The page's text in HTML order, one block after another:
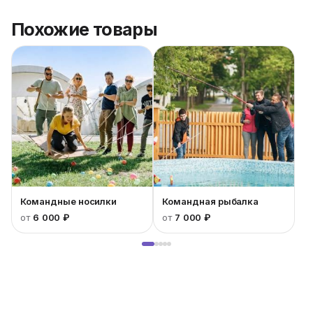
Похожие товары
Командные носилки
от 6 000 ₽
Командная рыбалка
от 7 000 ₽